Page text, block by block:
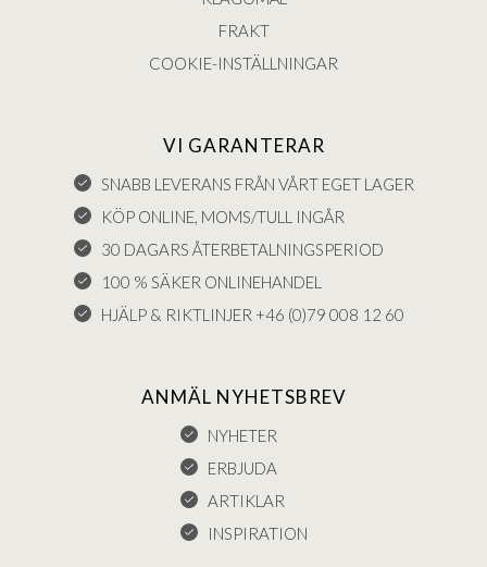
FRAKT
COOKIE-INSTÄLLNINGAR
VI GARANTERAR
SNABB LEVERANS FRÅN VÅRT EGET LAGER
KÖP ONLINE, MOMS/TULL INGÅR
30 DAGARS ÅTERBETALNINGSPERIOD
100 % SÄKER ONLINEHANDEL
HJÄLP & RIKTLINJER +46 (0)79 008 12 60
ANMÄL NYHETSBREV
NYHETER
ERBJUDA
ARTIKLAR
INSPIRATION